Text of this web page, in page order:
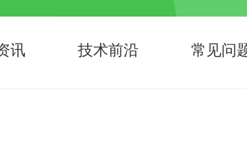
讯 技术前沿 常见问